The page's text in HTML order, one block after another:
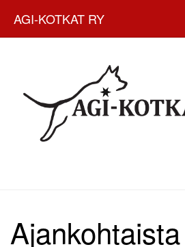
AGI-KOTKAT RY
Ajankohtaista